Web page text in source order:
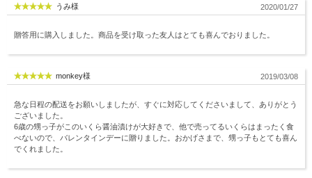
うみ様 2020/01/27
贈答用に購入しました。商品を受け取った友人はとても喜んでおりました。
monkey様 2019/03/08
急な日程の配送をお願いしましたが、すぐに対応してくださいまして、ありがとう
ございました。
6歳の甥っ子がこのいくら醤油漬けが大好きで、他で売ってるいくらはまったく食
べないので、バレンタインデーに贈りました。おかげさまで、甥っ子もとても喜ん
でくれました。